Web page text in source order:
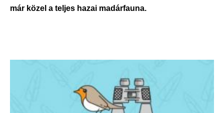
már közel a teljes hazai madárfauna.